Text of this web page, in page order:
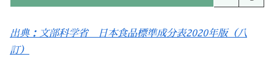
出典：文部科学省 日本食品標準成分表2020年版（八
訂）